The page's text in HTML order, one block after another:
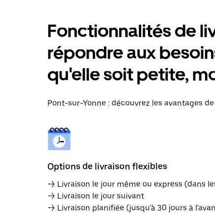
Fonctionnalités de
répondre aux
qu'elle soit petite,
Pont-sur-Yonne : découvrez les avantages
Options de livraison flexibles
→ Livraison le jour même ou express (dans
→ Livraison le jour suivant
→ Livraison planifiée (jusqu'à 30 jours à